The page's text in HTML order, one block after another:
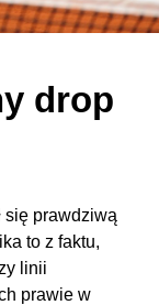
drop
się prawdziwą
to z faktu,
linii
prawie w